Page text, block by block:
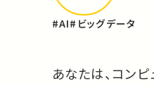
#AI#ビッグデータ
あなたは、コン